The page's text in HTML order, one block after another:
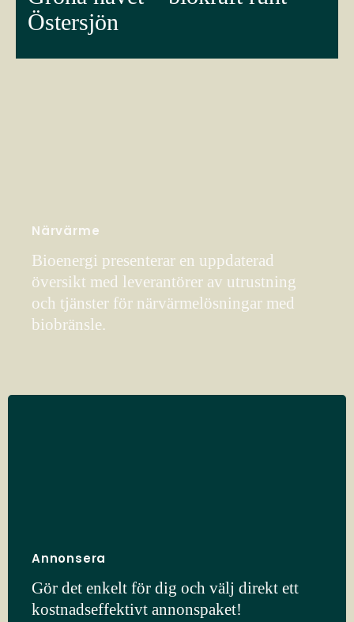
Östersjön
Närvärme
Bioenergi presenterar en uppdaterad
översikt med leverantörer av utrustning
och tjänster för närvärmelösningar med
biobränsle.
Annonsera
Gör det enkelt för dig och välj direkt ett
kostnadseffektivt annonspaket!